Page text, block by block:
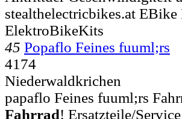
stealthelectricbikes.at
ElektroBikeKits
45 Popaflo Feines fuuml;rs
4174
Niederwaldkrichen
papaflo Feines fuuml;rs
Fahrrad! Ersatzteile/